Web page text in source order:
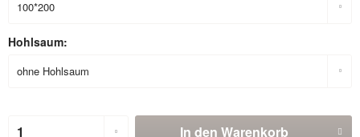
Hohlsaum:
In den Warenkorb